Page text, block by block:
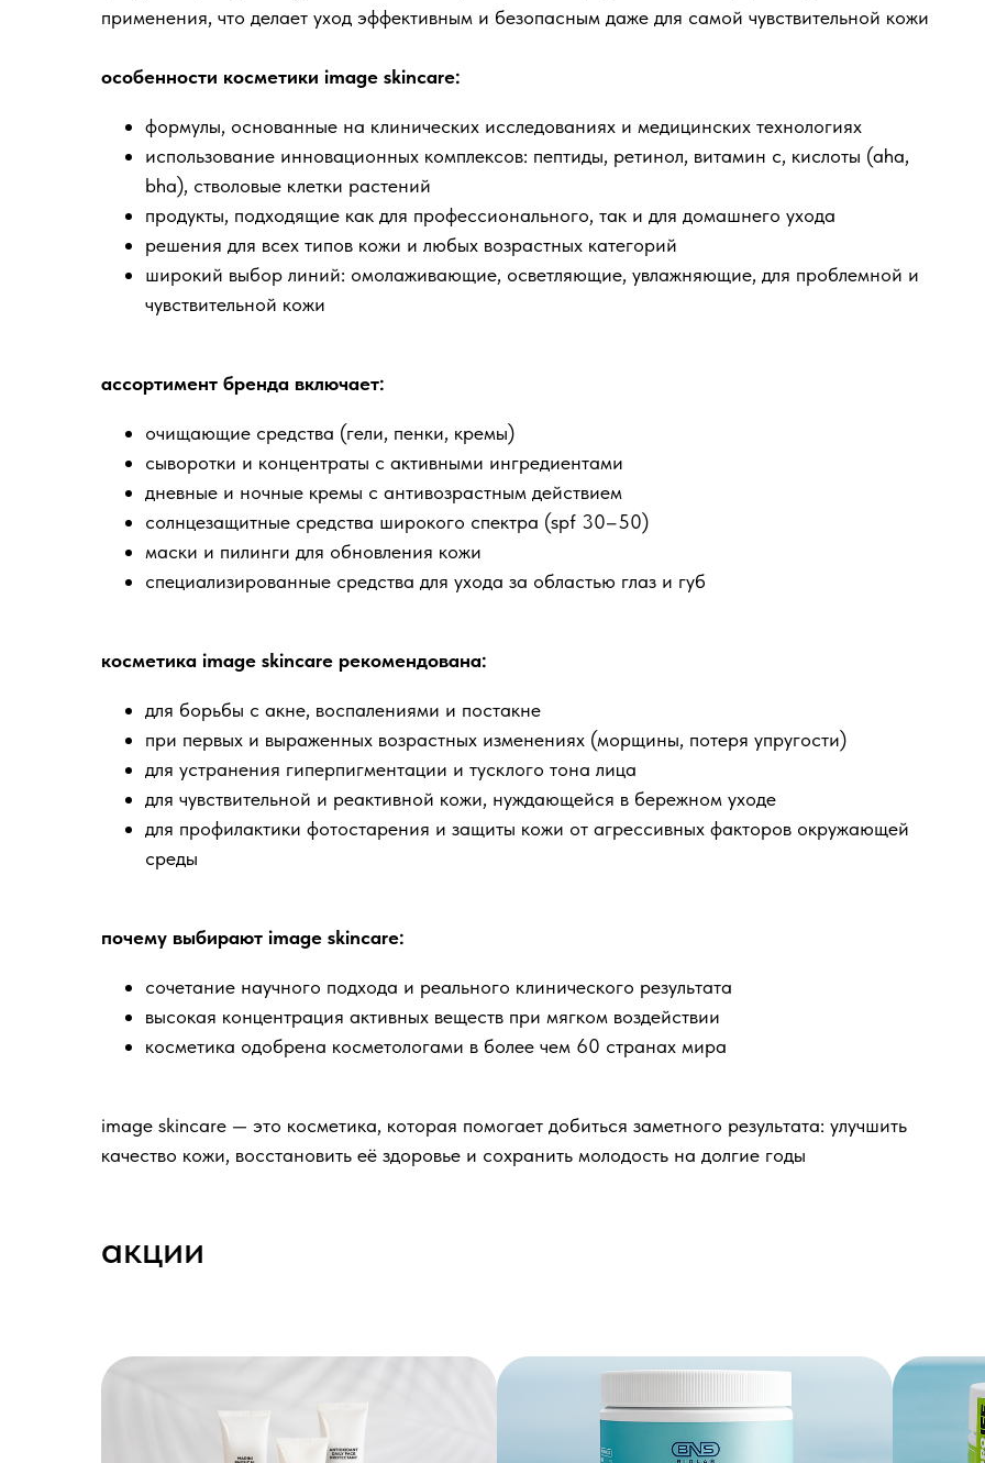
применения, что делает уход эффективным и безопасным даже для самой чувствительной кожи
особенности косметики image skincare:
формулы, основанные на клинических исследованиях и медицинских технологиях
использование инновационных комплексов: пептиды, ретинол, витамин с, кислоты (aha,
bha), стволовые клетки растений
продукты, подходящие как для профессионального, так и для домашнего ухода
решения для всех типов кожи и любых возрастных категорий
широкий выбор линий: омолаживающие, осветляющие, увлажняющие, для проблемной и
чувствительной кожи
ассортимент бренда включает:
очищающие средства (гели, пенки, кремы)
сыворотки и концентраты с активными ингредиентами
дневные и ночные кремы с антивозрастным действием
солнцезащитные средства широкого спектра (spf 30–50)
маски и пилинги для обновления кожи
специализированные средства для ухода за областью глаз и губ
косметика image skincare рекомендована:
для борьбы с акне, воспалениями и постакне
при первых и выраженных возрастных изменениях (морщины, потеря упругости)
для устранения гиперпигментации и тусклого тона лица
для чувствительной и реактивной кожи, нуждающейся в бережном уходе
для профилактики фотостарения и защиты кожи от агрессивных факторов окружающей
среды
почему выбирают image skincare:
сочетание научного подхода и реального клинического результата
высокая концентрация активных веществ при мягком воздействии
косметика одобрена косметологами в более чем 60 странах мира
image skincare — это косметика, которая помогает добиться заметного результата: улучшить
качество кожи, восстановить её здоровье и сохранить молодость на долгие годы
акции